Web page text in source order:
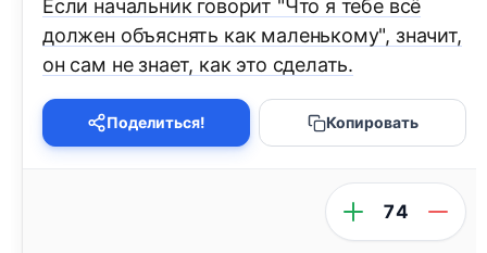
Если начальник говорит "Что я тебе всё
должен объяснять как маленькому", значит,
он сам не знает, как это сделать.
Поделиться! Копировать
74